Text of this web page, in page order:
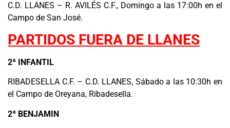
C.D. LLANES – R. AVILÉS C.F., Domingo a las 17:00h en el
Campo de San José.
PARTIDOS FUERA DE LLANES
2ª INFANTIL
RIBADESELLA C.F. – C.D. LLANES, Sábado a las 10:30h en
el Campo de Oreyana, Ribadesella.
2ª BENJAMIN